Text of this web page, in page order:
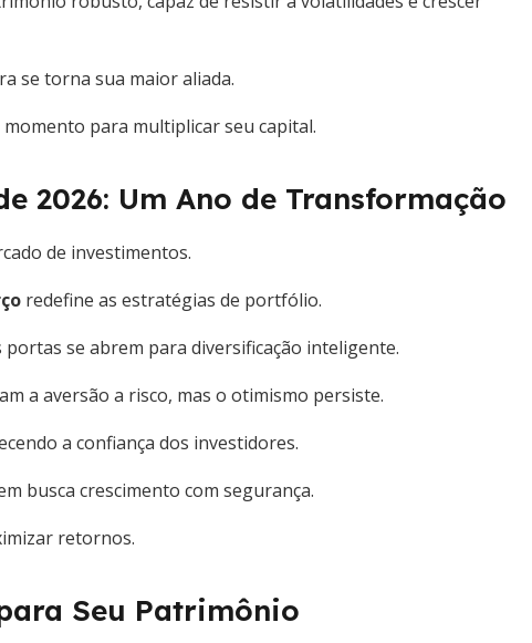
se torna sua maior aliada.
para multiplicar seu capital.
2026: Um Ano de Transformação
de investimentos.
redefine as estratégias de portfólio.
se abrem para diversificação inteligente.
a aversão a risco, mas o otimismo persiste.
a confiança dos investidores.
busca crescimento com segurança.
retornos.
Seu Patrimônio